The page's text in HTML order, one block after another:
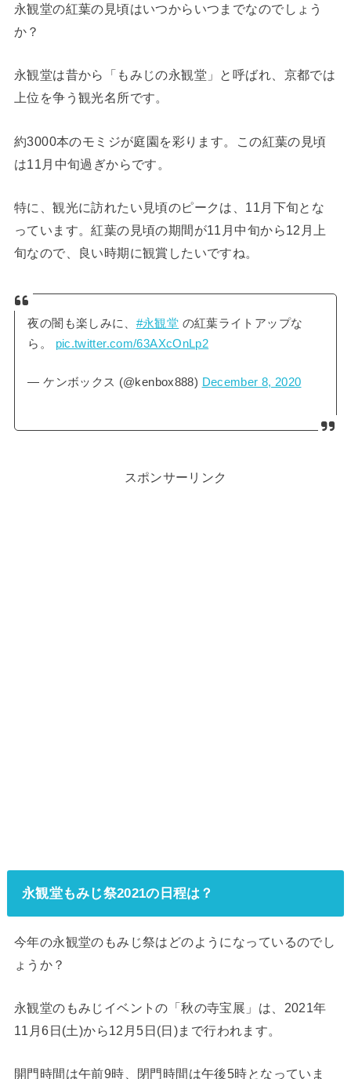
永観堂の紅葉の見頃はいつからいつまでなのでしょう
か？
永観堂は昔から「もみじの永観堂」と呼ばれ、京都では
上位を争う観光名所です。
約3000本のモミジが庭園を彩ります。この紅葉の見頃
は11月中旬過ぎからです。
特に、観光に訪れたい見頃のピークは、11月下旬とな
っています。紅葉の見頃の期間が11月中旬から12月上
旬なので、良い時期に観賞したいですね。
夜の闇も楽しみに、 #永観堂 の紅葉ライトアップな
ら。 pic.twitter.com/63AXcOnLp2
— ケンボックス (@kenbox888) December 8, 2020
スポンサーリンク
永観堂もみじ祭2021の日程は？
今年の永観堂のもみじ祭はどのようになっているのでし
ょうか？
永観堂のもみじイベントの「秋の寺宝展」は、2021年
11月6日(土)から12月5日(日)まで行われます。
開門時間は午前9時、閉門時間は午後5時となっていま